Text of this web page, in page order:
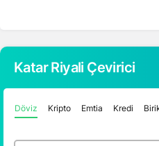
göstermiştir..
üstünde yer alan çevirici
Katar Riyali Çevirici
Döviz Kripto Emtia Kredi